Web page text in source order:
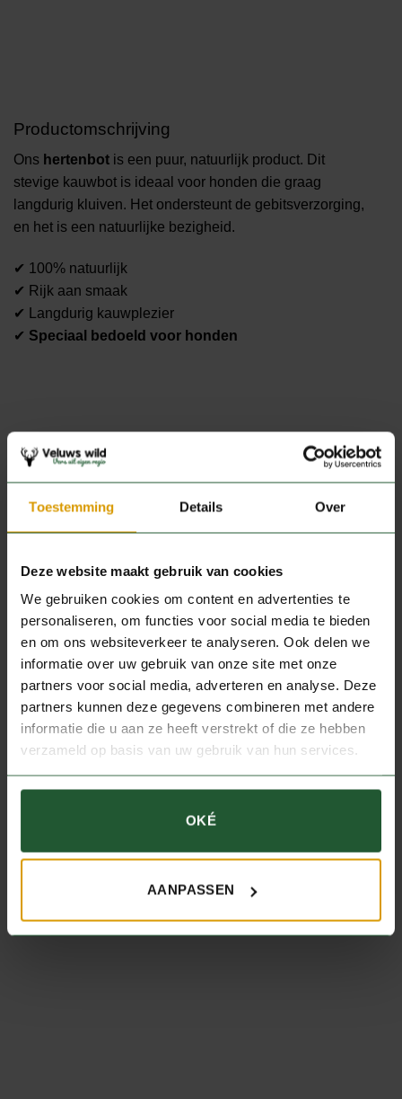
Toestemming Details Over
Deze website maakt gebruik van cookies
We gebruiken cookies om content en advertenties te
personaliseren, om functies voor social media te bieden
en om ons websiteverkeer te analyseren. Ook delen we
informatie over uw gebruik van onze site met onze
partners voor social media, adverteren en analyse. Deze
partners kunnen deze gegevens combineren met andere
informatie die u aan ze heeft verstrekt of die ze hebben
verzameld op basis van uw gebruik van hun services.
OKÉ
AANPASSEN
Productomschrijving
Ons hertenbot is een puur, natuurlijk product. Dit
stevige kauwbot is ideaal voor honden die graag
langdurig kluiven. Het ondersteunt de gebitsverzorging,
en het is een natuurlijke bezigheid.
✔ 100% natuurlijk
✔ Rijk aan smaak
✔ Langdurig kauwplezier
✔ Speciaal bedoeld voor honden
Productspecificaties
QUANTITY STEP 1
VERKOOPEENHEID
JE ZOU OOK KUNNEN HOUDEN
VAN …
Hazenpeper
IN WINKELWAGEN
Wildbotten
€
IN WINKELWAGEN